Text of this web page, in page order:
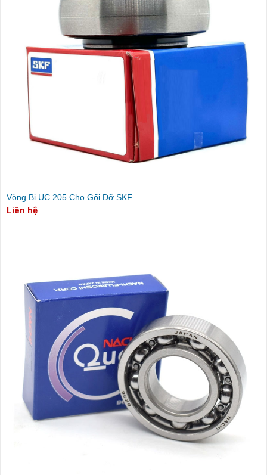
Vòng Bi UC 205 Cho Gối Đỡ SKF
Liên hệ